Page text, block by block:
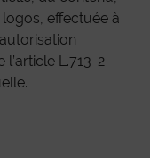
effectuée à
L.713-2